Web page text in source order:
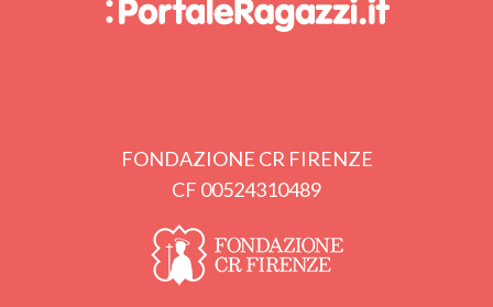
FONDAZIONE CR FIRENZE
CF 00524310489